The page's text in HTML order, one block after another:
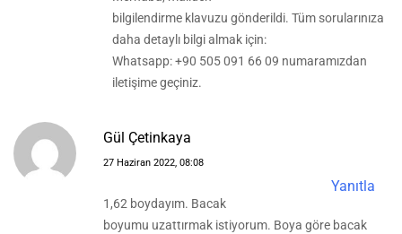
bilgilendirme klavuzu gönderildi. Tüm sorularınıza
daha detaylı bilgi almak için:
Whatsapp: +90 505 091 66 09 numaramızdan
iletişime geçiniz.
Gül Çetinkaya
27 Haziran 2022, 08:08
Yanıtla
1,62 boydayım. Bacak
boyumu uzattırmak istiyorum. Boya göre bacak